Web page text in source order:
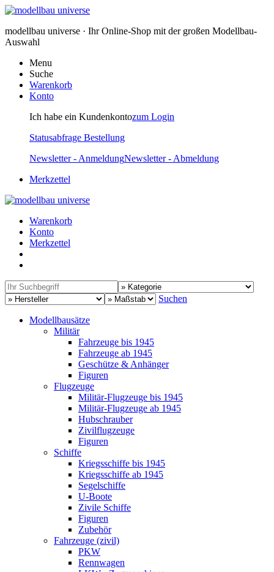
modellbau universe · Ihr Online-Shop mit der großen Modellbau-
Auswahl
Menu
Suche
Warenkorb
Konto
Ich habe ein Kundenkontozum Login
Statusabfrage Bestellung
Newsletter - AnmeldungNewsletter - Abmeldung
Merkzettel
Warenkorb
Konto
Merkzettel
Suchen
Modellbausätze
Militär
Fahrzeuge bis 1945
Fahrzeuge ab 1945
Geschütze & Anhänger
Figuren
Flugzeuge
Militär-Flugzeuge bis 1945
Militär-Flugzeuge ab 1945
Hubschrauber
Zivilflugzeuge
Figuren
Schiffe
Kriegsschiffe bis 1945
Kriegsschiffe ab 1945
Segelschiffe
U-Boote
Zivile Schiffe
Figuren
Zubehör
Fahrzeuge (zivil)
PKW
Rennwagen